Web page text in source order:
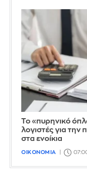
Το «πυρηνικό
λογιστές για
στα ενοίκια
ΟΙΚΟΝΟΜΙΑ